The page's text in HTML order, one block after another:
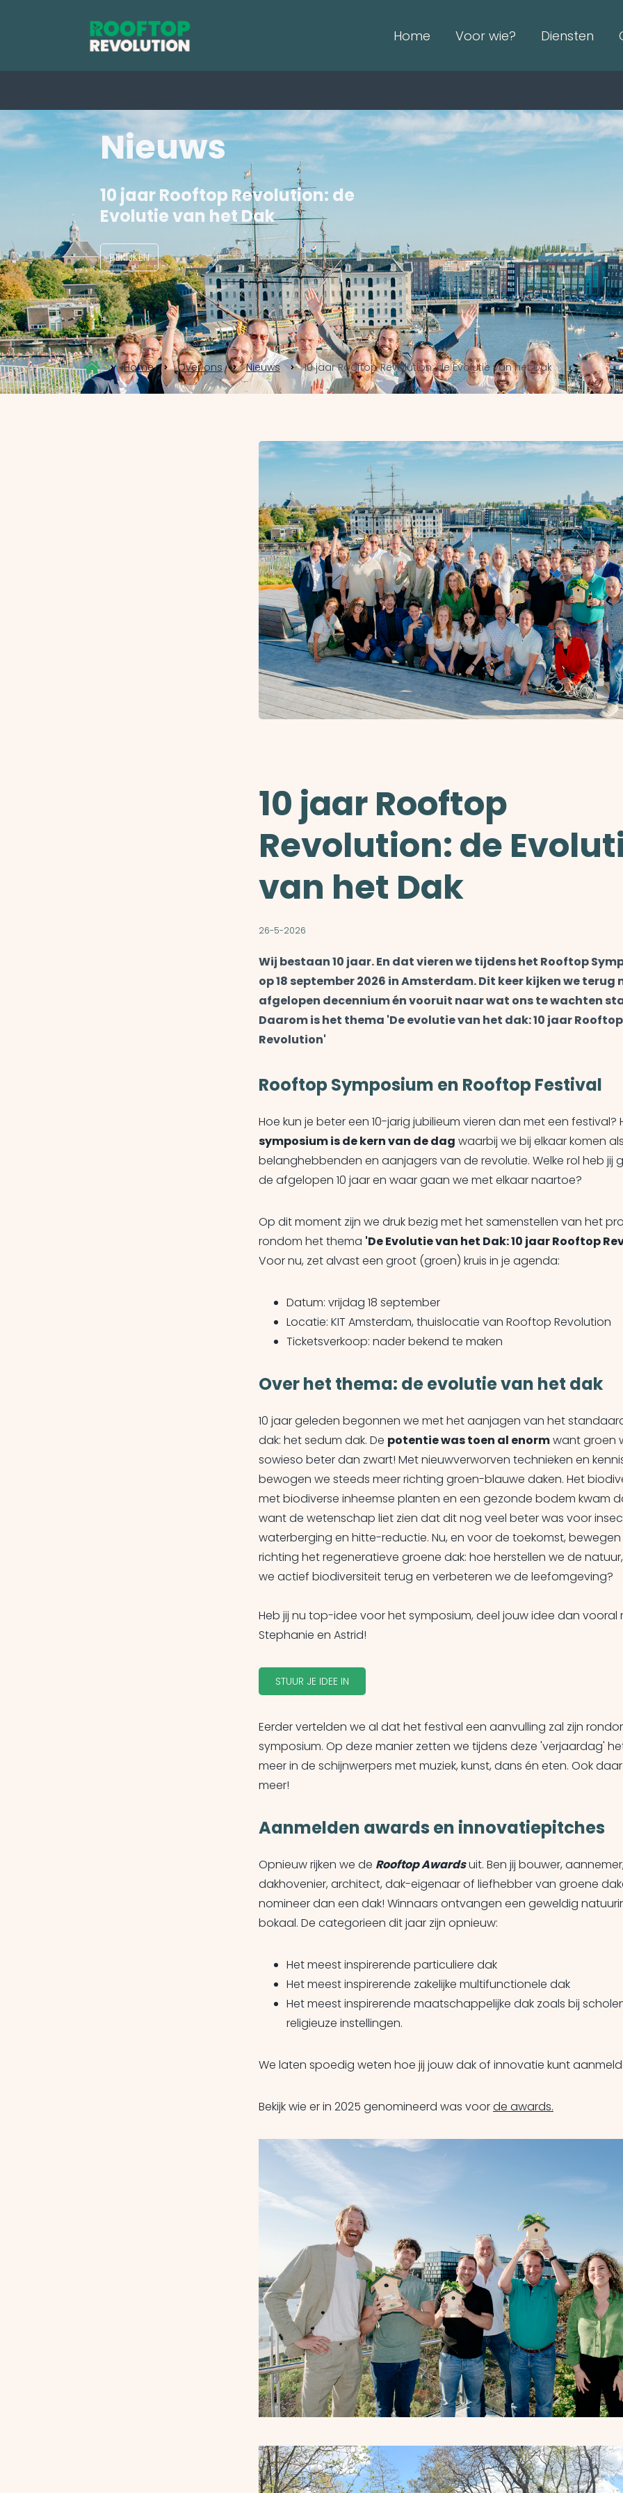
Home Voor wie? Diensten
Nieuws
10 jaar Rooftop Revolution: de
Evolutie van het Dak
BEKIJKEN
Home Over ons Nieuws 10 jaar Rooftop Revolution: de Evolutie van het Dak
10 jaar Rooftop
Revolution: de
van het Dak
26-5-2026
Wij bestaan 10 jaar. En dat vieren we tijdens het Rooftop
op 18 september 2026 in Amsterdam. Dit keer kijken we terug
afgelopen decennium én vooruit naar wat ons te wachten
Daarom is het thema 'De evolutie van het dak: 10 jaar Rooftop
Revolution'
Rooftop Symposium en Rooftop Festival
Hoe kun je beter een 10-jarig jubilieum vieren dan met een festival?
symposium is de kern van de dag waarbij we bij elkaar komen
belanghebbenden en aanjagers van de revolutie. Welke rol heb jij
de afgelopen 10 jaar en waar gaan we met elkaar naartoe?
Op dit moment zijn we druk bezig met het samenstellen van het
rondom het thema 'De Evolutie van het Dak: 10 jaar Rooftop
Voor nu, zet alvast een groot (groen) kruis in je agenda:
Datum: vrijdag 18 september
Locatie: KIT Amsterdam, thuislocatie van Rooftop Revolution
Ticketsverkoop: nader bekend te maken
Over het thema: de evolutie van het dak
10 jaar geleden begonnen we met het aanjagen van het
dak: het sedum dak. De potentie was toen al enormwant groen
sowieso beter dan zwart! Met nieuwverworven technieken en
bewogen we steeds meer richting groen-blauwe daken. Het
met biodiverse inheemse planten en een gezonde bodem kwam
want de wetenschap liet zien dat dit nog veel beter was voor
waterberging en hitte-reductie. Nu, en voor de toekomst,
richting het regeneratieve groene dak: hoe herstellen we de
we actief biodiversiteit terug en verbeteren we de leefomgeving?
Heb jij nu top-idee voor het symposium, deel jouw idee dan vooral
Stephanie en Astrid!
STUUR JE IDEE IN
Eerder vertelden we al dat het festival een aanvulling zal zijn
symposium. Op deze manier zetten we tijdens deze 'verjaardag'
meer in de schijnwerpers met muziek, kunst, dans én eten. Ook
meer!
Aanmelden awards en innovatiepitches
Opnieuw rijken we de Rooftop Awardsuit. Ben jij bouwer,
dakhovenier, architect, dak-eigenaar of liefhebber van groene
nomineer dan een dak! Winnaars ontvangen een geweldig
bokaal. De categorieen dit jaar zijn opnieuw:
Het meest inspirerende particuliere dak
Het meest inspirerende zakelijke multifunctionele dak
Het meest inspirerende maatschappelijke dak zoals bij
religieuze instellingen.
We laten spoedig weten hoe jij jouw dak of innovatie kunt
Bekijk wie er in 2025 genomineerd was voorde awards.